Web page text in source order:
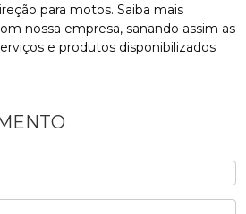
para motos. Saiba mais
nossa empresa, sanando assim as
e produtos disponibilizados